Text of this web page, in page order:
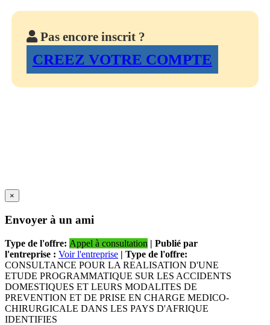
Pas encore inscrit ?
CREEZ VOTRE COMPTE
×
Envoyer à un ami
Type de l'offre: Appel à consultation | Publié par
l'entreprise : Voir l'entreprise | Type de l'offre:
CONSULTANCE POUR LA REALISATION D'UNE
ETUDE PROGRAMMATIQUE SUR LES ACCIDENTS
DOMESTIQUES ET LEURS MODALITES DE
PREVENTION ET DE PRISE EN CHARGE MEDICO-
CHIRURGICALE DANS LES PAYS D'AFRIQUE
IDENTIFIES